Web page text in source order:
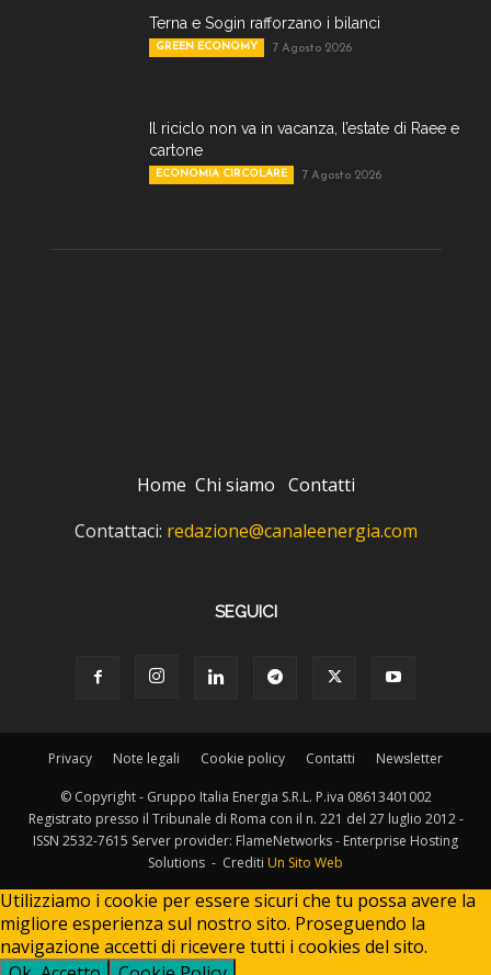
Terna e Sogin rafforzano i bilanci
GREEN ECONOMY 7 Agosto 2026
Il riciclo non va in vacanza, l’estate di Raee e
cartone
ECONOMIA CIRCOLARE 7 Agosto 2026
Home Chi siamo Contatti
Contattaci: redazione@canaleenergia.com
SEGUICI
Privacy Note legali Cookie policy Contatti Newsletter
© Copyright - Gruppo Italia Energia S.R.L. P.iva 08613401002
Registrato presso il Tribunale di Roma con il n. 221 del 27 luglio 2012 -
ISSN 2532-7615 Server provider: FlameNetworks - Enterprise Hosting
Solutions - Crediti Un Sito Web
Utilizziamo i cookie per essere sicuri che tu possa avere la
migliore esperienza sul nostro sito. Proseguendo la
navigazione accetti di ricevere tutti i cookies del sito.